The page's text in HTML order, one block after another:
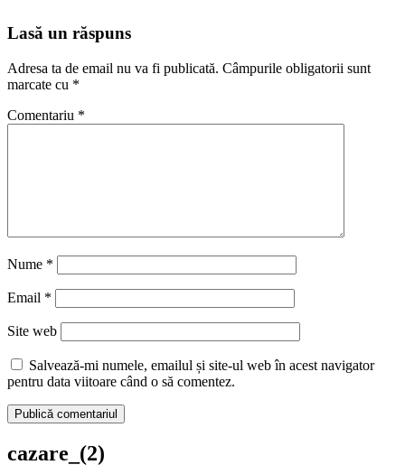
Lasă un răspuns
Adresa ta de email nu va fi publicată. Câmpurile obligatorii sunt
marcate cu *
Comentariu *
Nume *
Email *
Site web
Salvează-mi numele, emailul și site-ul web în acest navigator
pentru data viitoare când o să comentez.
cazare_(2)